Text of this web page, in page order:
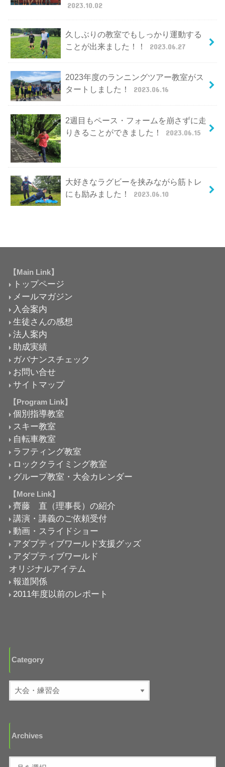
2023.10.02
久しぶりの教室でもしっかり運動する
ことが出来ました！！
2023.06.27
2023年度のランニングツアー教室がス
タートしました！
2023.06.16
2週目もペース・フォームを崩さずに走
りきることができました！
2023.06.15
大好きなラグビーを挟みながら筋トレ
にも励みました！
2023.06.10
【Main Link】
トップページ
メールマガジン
入会案内
生徒さんの感想
法人案内
助成実績
ガバナンスチェック
お問い合せ
サイトマップ
【Program Link】
個別指導教室
スキー教室
自転車教室
ラフティング教室
ロッククライミング教室
グループ教室・大会カレンダー
【More Link】
齊藤 直（理事長）の紹介
講演・講義のご依頼受付
動画・スライドショー
アダプティブワールド支援グッズ
アダプティブワールド
オリジナルアイテム
報道関係
2011年度以前のレポート
Category
Archives